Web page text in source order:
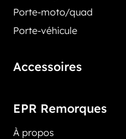
Porte-moto/quad
Porte-véhicule
Accessoires
EPR Remorques
À propos